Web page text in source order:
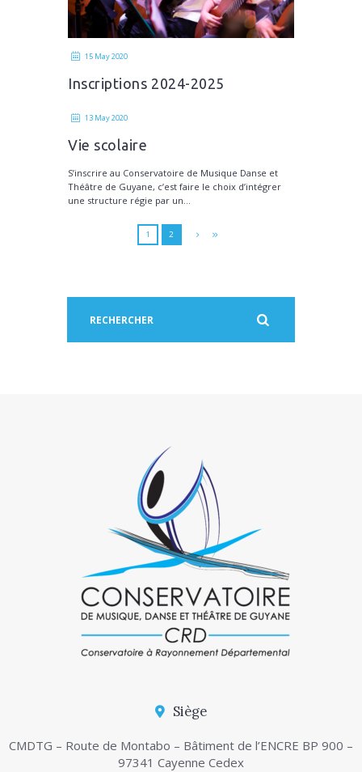
15 May 2020
Inscriptions 2024-2025
13 May 2020
Vie scolaire
S’inscrire au Conservatoire de Musique Danse et
Théâtre de Guyane, c’est faire le choix d’intégrer
une structure régie par un...
1 2
Siège
CMDTG – Route de Montabo – Bâtiment de l’ENCRE BP 900 –
97341 Cayenne Cedex